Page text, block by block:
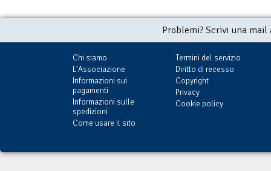
Problemi? Scrivi una
Chi siamo
L'Associazione
Informazioni sui
pagamenti
Informazioni sulle
spedizioni
Come usare il sito
Termini del servizio
Diritto di recesso
Copyright
Privacy
Cookie policy